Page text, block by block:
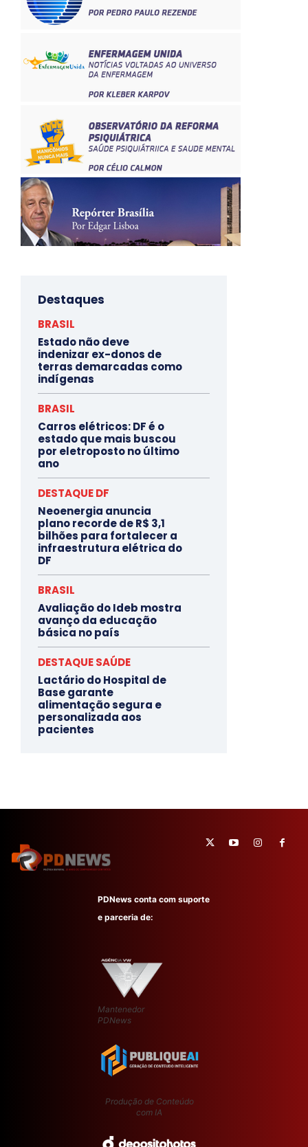
Destaques
BRASIL
Estado não deve
indenizar ex-donos de
terras demarcadas como
indígenas
BRASIL
Carros elétricos: DF é o
estado que mais buscou
por eletroposto no último
ano
DESTAQUE DF
Neoenergia anuncia
plano recorde de R$ 3,1
bilhões para fortalecer a
infraestrutura elétrica do
DF
BRASIL
Avaliação do Ideb mostra
avanço da educação
básica no país
DESTAQUE SAÚDE
Lactário do Hospital de
Base garante
alimentação segura e
personalizada aos
pacientes
PDNews conta com suporte
e parceria de:
Mantenedor
PDNews
Produção de Conteúdo
com IA